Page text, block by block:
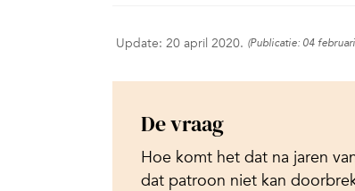
Update: 20 april 2020. (Publicatie: 04
De vraag
Hoe komt het dat na jaren
dat patroon niet kan